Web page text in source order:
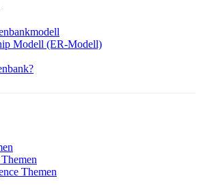
Modell (ER-Modell)
Themen